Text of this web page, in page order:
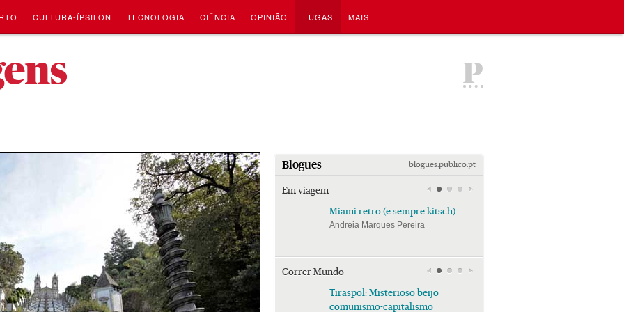
CULTURA-ÍPSILON TECNOLOGIA CIÊNCIA OPINIÃO FUGAS MAIS
P
Blogues blogues.publico.pt
Em viagem
Miami retro (e sempre kitsch)
Andreia Marques Pereira
Correr Mundo
Tiraspol: Misterioso beijo
comunismo-capitalismo